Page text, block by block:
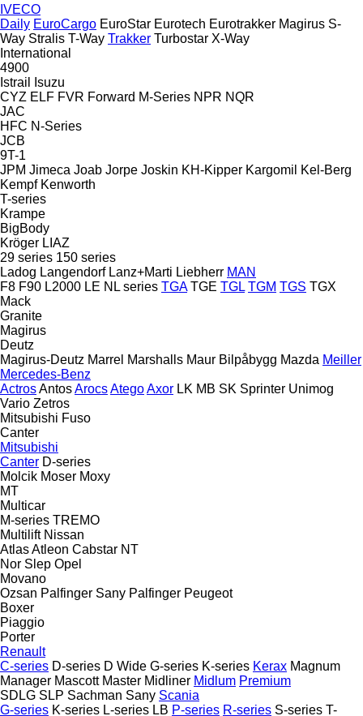
IVECO
Daily EuroCargo EuroStar Eurotech Eurotrakker Magirus S-
Way Stralis T-Way Trakker Turbostar X-Way
International
4900
Istrail
Isuzu
CYZ ELF FVR Forward M-Series NPR NQR
JAC
HFC N-Series
JCB
9T-1
JPM Jimeca Joab Jorpe Joskin KH-Kipper Kargomil
Kel-Berg
Kempf Kenworth
T-series
Krampe
BigBody
Kröger LIAZ
29 series 150 series
Ladog Langendorf Lanz+Marti Liebherr MAN
F8 F90 L2000 LE NL series TGA TGE TGL TGM TGS TGX
Mack
Granite
Magirus
Deutz
Magirus-Deutz Marrel Marshalls Maur Bilpåbygg Mazda Meiller
Mercedes-Benz
ActrosAntosArocsAtegoAxor LK MB SK Sprinter Unimog
Vario Zetros
Mitsubishi Fuso
Canter
Mitsubishi
Canter D-series
Molcik Moser Moxy
MT
Multicar
M-series TREMO
Multilift Nissan
AtlasAtleon Cabstar NT
Nor Slep Opel
Movano
Ozsan Palfinger Sany Palfinger Peugeot
Boxer
Piaggio
Porter
Renault
C-series D-series D Wide G-series K-series Kerax Magnum
Manager Mascott Master Midliner Midlum Premium
SDLG SLP Sachman Sany Scania
G-series K-series L-series LB P-series R-series S-series T-